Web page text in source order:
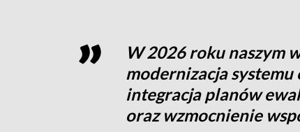
W 2026 roku naszym
modernizacja systemu
integracja planów
oraz wzmocnienie